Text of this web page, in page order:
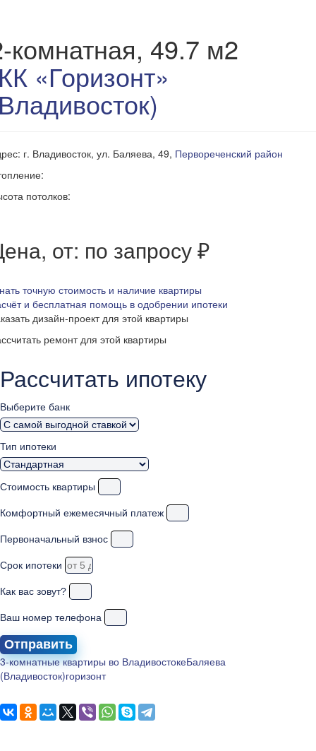
комнатная, 49.7 м2
«Горизонт»
г. Владивосток, ул. Баляева, 49, Первореченский район
потолков:
от: по запросу ₽
точную стоимость и наличие квартиры
и бесплатная помощь в одобрении ипотеки
дизайн-проект для этой квартиры
ремонт для этой квартиры
Рассчитать ипотеку
Выберите банк
Тип ипотеки
Стоимость квартиры
Комфортный ежемесячный платеж
Первоначальный взнос
Срок ипотеки
Как вас зовут?
Ваш номер телефона
Отправить
3-комнатные квартиры во ВладивостокеБаляева
(Владивосток)горизонт